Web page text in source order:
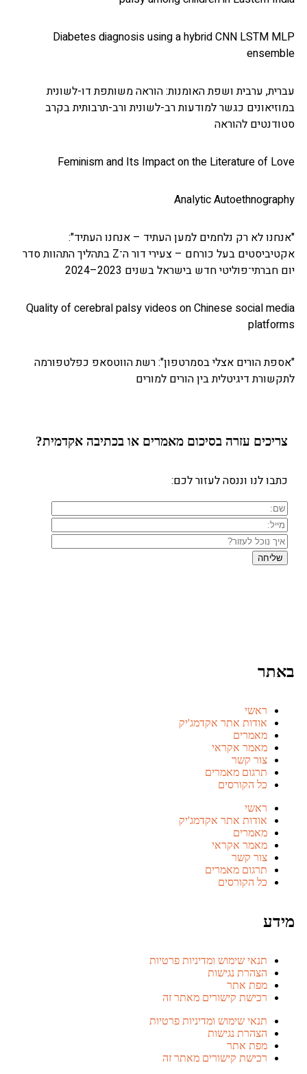
Diabetes diagnosis using a hybrid CNN
ערבית ושפת האומנות: הוראה משותפת דו-לשונית
כגשר למודעות רב-לשונית ורב-תרבותית בקרב
להוראה
Feminism and Its Impact on the Literature
Analytic
לא רק נלחמים למען העתיד – אנחנו העתיד":
אקטיביסטים בעל כורחם – צעירי דור ה־Z בתהליך התהוות סדר
חדש בישראל בשנים 2023–2024
Quality of cerebral palsy videos on Chinese social
הורים אצלי בסמרטפון": רשת הווטסאפ כפלטפורמה
דיגיטלית בין הורים למורים
עזרהבסיכום מאמרים או בכתיבה אקדמית?
לנו וננסה לעזור לכם:
אודות אתר אקדמג'יק
מאמרים
מאמר אקראי
צור קשר
תרגום מאמרים
כל הקורסים
אודות אתר אקדמג'יק
מאמרים
מאמר אקראי
צור קשר
תרגום מאמרים
כל הקורסים
תנאי שימוש ומדיניות פרטיות
הצהרת נגישות
מפת אתר
רכישת קישורים מאתר זה
תנאי שימוש ומדיניות פרטיות
הצהרת נגישות
מפת אתר
רכישת קישורים מאתר זה